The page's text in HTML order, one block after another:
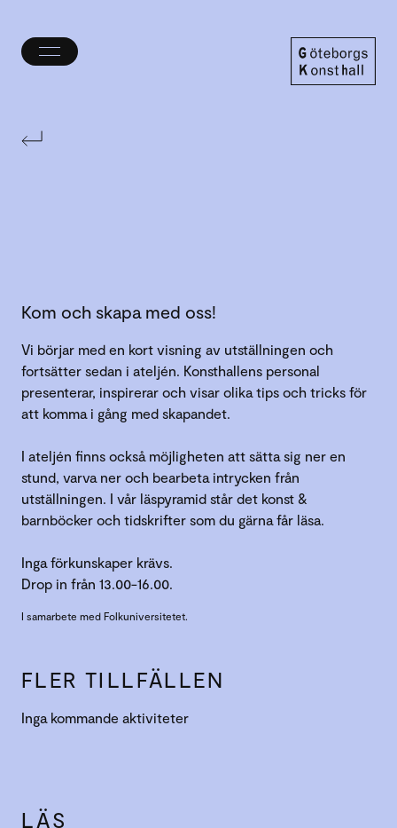
Öppna/stäng
Kom och skapa med oss!
Vi börjar med en kort visning av utställningen och
fortsätter sedan i ateljén. Konsthallens personal
presenterar, inspirerar och visar olika tips och tricks för
att komma i gång med skapandet.
I ateljén finns också möjligheten att sätta sig ner en
stund, varva ner och bearbeta intrycken från
utställningen. I vår läspyramid står det konst &
barnböcker och tidskrifter som du gärna får läsa.
Inga förkunskaper krävs.
Drop in från 13.00-16.00.
I samarbete med Folkuniversitetet.
FLER TILLFÄLLEN
Inga kommande aktiviteter
LÄS